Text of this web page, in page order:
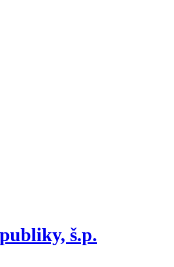
š.p.